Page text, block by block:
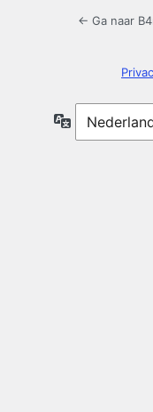
← Ga naar
Taal